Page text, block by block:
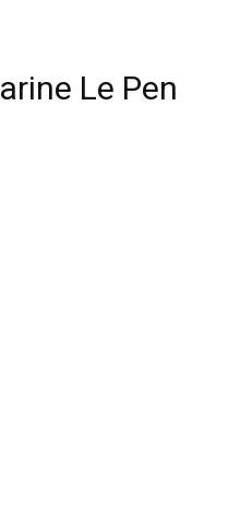
Le Pen